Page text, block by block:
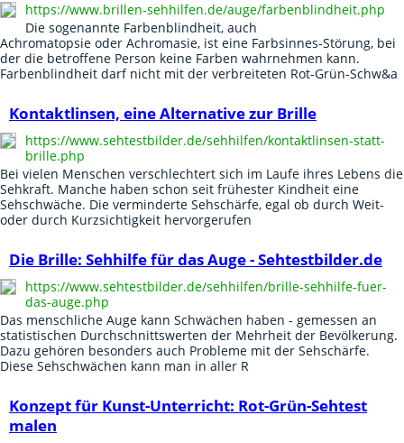
https://www.brillen-sehhilfen.de/auge/farbenblindheit.php
Die sogenannte Farbenblindheit, auch
Achromatopsie oder Achromasie, ist eine Farbsinnes-Störung, bei
der die betroffene Person keine Farben wahrnehmen kann.
Farbenblindheit darf nicht mit der verbreiteten Rot-Grün-Schw&a
Kontaktlinsen, eine Alternative zur Brille
https://www.sehtestbilder.de/sehhilfen/kontaktlinsen-statt-
brille.php
Bei vielen Menschen verschlechtert sich im Laufe ihres Lebens die
Sehkraft. Manche haben schon seit frühester Kindheit eine
Sehschwäche. Die verminderte Sehschärfe, egal ob durch Weit-
oder durch Kurzsichtigkeit hervorgerufen
Die Brille: Sehhilfe für das Auge - Sehtestbilder.de
https://www.sehtestbilder.de/sehhilfen/brille-sehhilfe-fuer-
das-auge.php
Das menschliche Auge kann Schwächen haben - gemessen an
statistischen Durchschnittswerten der Mehrheit der Bevölkerung.
Dazu gehören besonders auch Probleme mit der Sehschärfe.
Diese Sehschwächen kann man in aller R
Konzept für Kunst-Unterricht: Rot-Grün-Sehtest
malen